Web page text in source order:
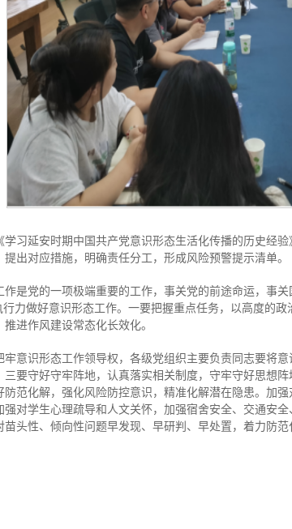
学习延安时期中国共产党意识形态生活化传播的历史经
出对应措施，明确责任分工，形成风险预警提示清单。
是党的一项极端重要的工作，事关党的前途命运，事
行力做好意识形态工作。一要把握重点任务，以高度的
进作风建设常态化长效化。
意识形态工作领导权，各级党组织主要负责同志要将
要守好守牢阵地，认真落实相关制度，守牢守好思想
范化解，强化风险防控意识，精准化解潜在隐患。加
强对学生心理疏导和人文关怀，加强宿舍安全、交通安
头性、倾向性问题早发现、早研判、早处置，着力防范